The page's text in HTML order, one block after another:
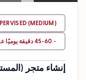
(MEDIUM)
~ 45-60 دقيقة يوميًا على مدار 4 أيام
إنشاء متجر